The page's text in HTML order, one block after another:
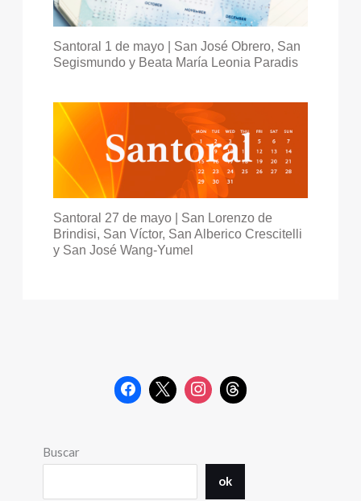
Santoral 1 de mayo | San José Obrero, San
Segismundo y Beata María Leonia Paradis
Santoral 27 de mayo | San Lorenzo de
Brindisi, San Víctor, San Alberico Crescitelli
y San José Wang-Yumel
Buscar
ok